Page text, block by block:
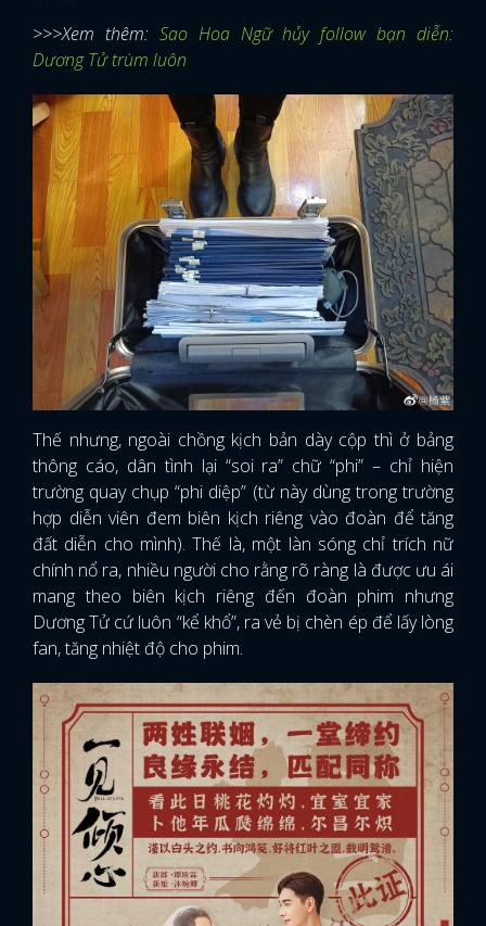
>>>Xem thêm: Sao Hoa Ngữ hủy follow bạn diễn:
Dương Tử trùm luôn
Thế nhưng, ngoài chồng kịch bản dày cộp thì ở bảng
thông cáo, dân tình lại “soi ra” chữ “phi” – chỉ hiện
trường quay chụp “phi diệp” (từ này dùng trong trường
hợp diễn viên đem biên kịch riêng vào đoàn để tăng
đất diễn cho mình). Thế là, một làn sóng chỉ trích nữ
chính nổ ra, nhiều người cho rằng rõ ràng là được ưu ái
mang theo biên kịch riêng đến đoàn phim nhưng
Dương Tử cứ luôn “kể khổ”, ra vẻ bị chèn ép để lấy lòng
fan, tăng nhiệt độ cho phim.